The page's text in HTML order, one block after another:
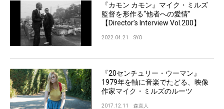
『カモン カモン』マイク・ミルズ
監督を形作る“他者への愛情”
【Director’s Interview Vol.200】
2022.04.21 SYO
『20センチュリー・ウーマン』
1979年を軸に音楽でたどる、映像
作家マイク・ミルズのルーツ
2017.12.11 森直人